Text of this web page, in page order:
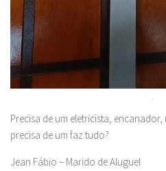
.
Precisa de um eletricista,
precisa de um faz tudo?
Jean Fábio – Marido de Aluguel